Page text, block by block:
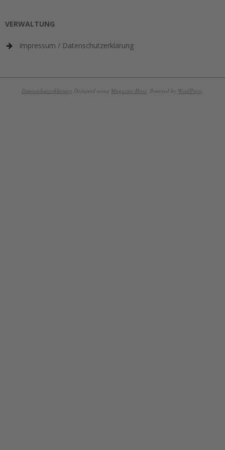
VERWALTUNG
Impressum / Datenschutzerklärung
Datenschutzerklärung Designed using Magazine Hoot . Powered by WordPress